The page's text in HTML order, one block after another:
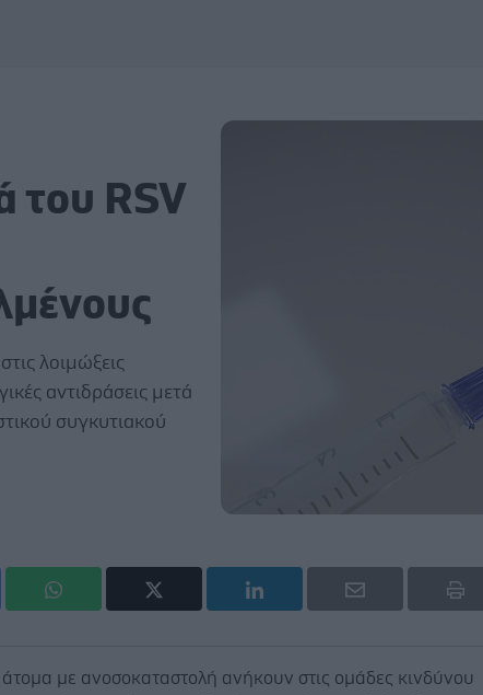
του RSV
λοιμώξεις
αντιδράσεις μετά
συγκυτιακού
με ανοσοκαταστολή ανήκουν στις ομάδες κινδύνου